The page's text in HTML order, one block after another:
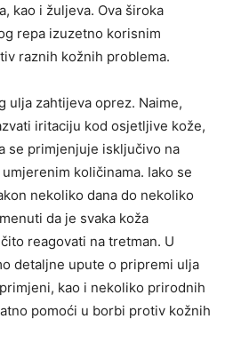
kao i žuljeva. Ova široka
repa izuzetno korisnim
raznih kožnih problema.
ulja zahtijeva oprez. Naime,
iritaciju kod osjetljive kože,
se primjenjuje isključivo na
količinama. Iako se
nekoliko dana do nekoliko
da je svaka koža
reagovati na tretman. U
detaljne upute o pripremi ulja
kao i nekoliko prirodnih
pomoći u borbi protiv kožnih